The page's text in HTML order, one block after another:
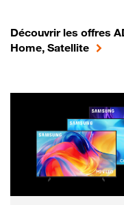
Découvrir les offres
Home, Satellite